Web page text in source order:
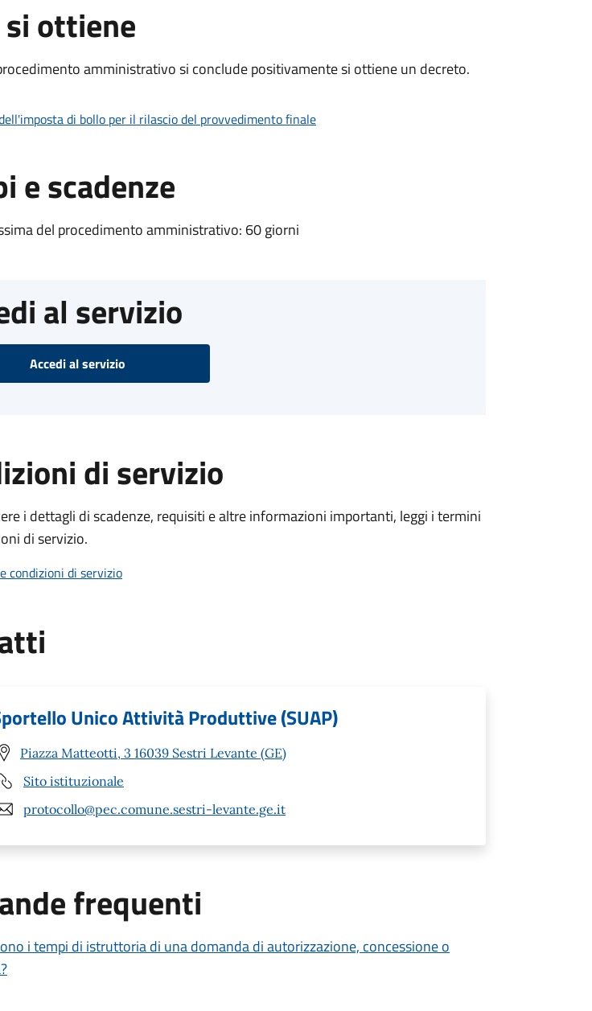
si ottiene
amministrativo si conclude positivamente si ottiene un decreto.
di bollo per il rilascio del provvedimento finale
e scadenze
del procedimento amministrativo: 60 giorni
al servizio
Accedi al servizio
di servizio
i dettagli di scadenze, requisiti e altre informazioni importanti, leggi i termini
di servizio.
condizioni di servizio
Unico Attività Produttive (SUAP)
Piazza Matteotti, 3 16039 Sestri Levante (GE)
Sito istituzionale
protocollo@pec.comune.sestri-levante.ge.it
frequenti
i tempi di istruttoria di una domanda di autorizzazione, concessione o